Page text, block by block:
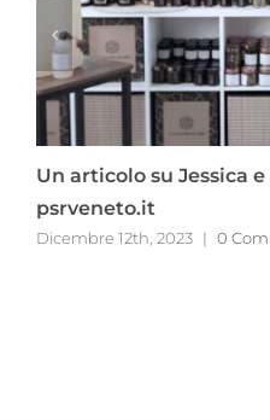
Un articolo su Jessica
psrveneto.it
Dicembre 12th, 2023 | 0